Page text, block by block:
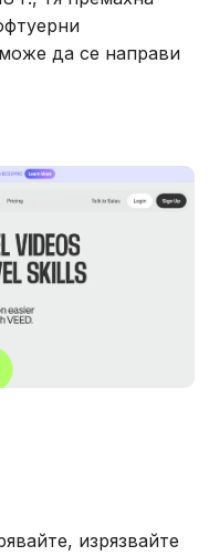
да се направи
изрязвайте